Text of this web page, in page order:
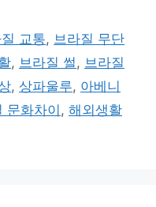
교통, 브라질 무단
, 브라질 썰 , 브라질
, 상파울루, 아베니
문화차이 , 해외생활